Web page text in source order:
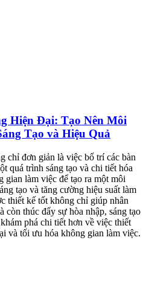
Hiện Đại: Tạo Nên Môi
Tạo và Hiệu Quả
chỉ đơn giản là việc bố trí các bàn
quá trình sáng tạo và chi tiết hóa
gian làm việc để tạo ra một môi
tạo và tăng cường hiệu suất làm
thiết kế tốt không chỉ giúp nhân
còn thúc đẩy sự hòa nhập, sáng tạo
phá chi tiết hơn về việc thiết
và tối ưu hóa không gian làm việc.